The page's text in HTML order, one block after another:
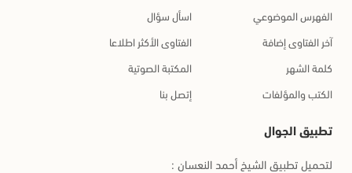
الفهرس الموضوعي
اسأل سؤال
آخر الفتاوى إضافة
الفتاوى الأكثر اطلاعا
كلمة الشهر
المكتبة الصوتية
الكتب والمؤلفات
إتصل بنا
تطبيق الجوال
لتحميل تطبيق الشيخ أحمد النعسان :